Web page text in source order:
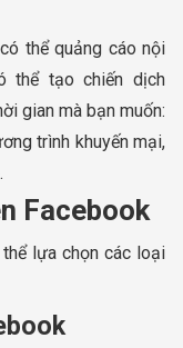
thể quảng cáo nội
thể tạo chiến dịch
gian mà bạn muốn:
trình khuyến mại,
Facebook
lựa chọn các loại